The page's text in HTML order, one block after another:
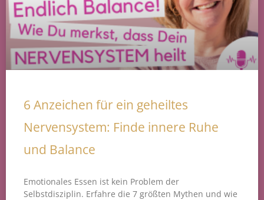
6 Anzeichen für ein geheiltes
Nervensystem: Finde innere Ruhe
und Balance
Emotionales Essen ist kein Problem der
Selbstdisziplin. Erfahre die 7 größten Mythen und wie